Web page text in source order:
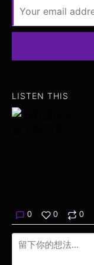
LISTEN THIS